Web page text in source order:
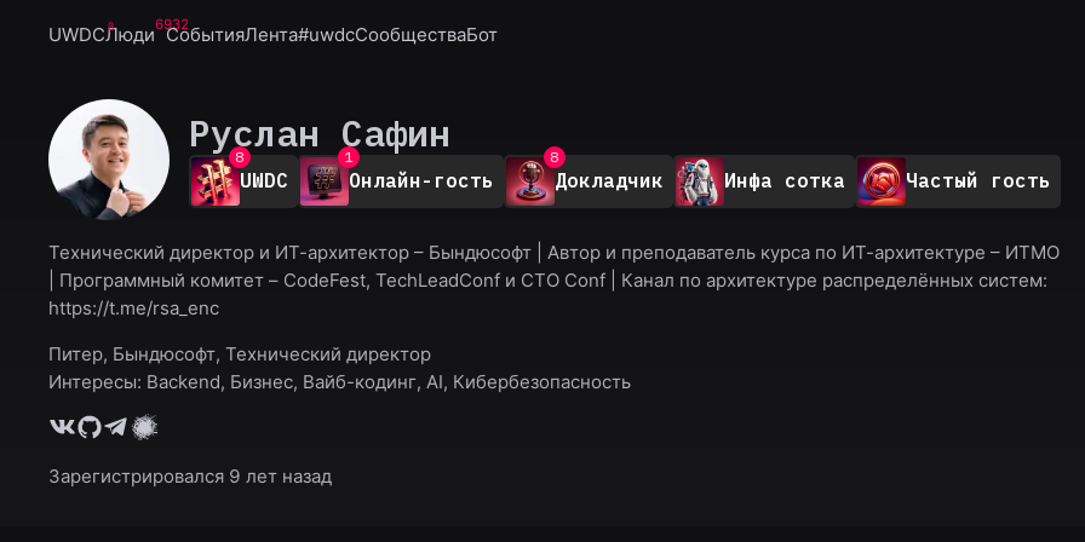
UWDCЛюди6932
СобытияЛента#uwdcСообществаБот
Руслан Сафин
3
7
8
9UWDC
0
1
2
3
5
6
9
Онлайн-гость
8
9Докладчик Инфа сотка Частый гость
Технический директор и ИТ-архитектор – Бындюсофт | Автор и преподаватель курса по ИТ-архитектуре – ИТМО
| Программный комитет – CodeFest, TechLeadConf и CTO Conf | Канал по архитектуре распределённых систем:
https://t.me/rsa_enc
Питер, Бындюсофт, Технический директор
Интересы: Backend, Бизнес, Вайб-кодинг, AI, Кибербезопасность
Зарегистрировался 9 лет назад